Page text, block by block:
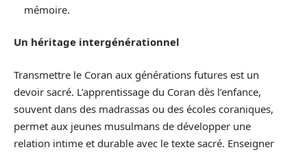
mémoire.
Un héritage intergénérationnel
Transmettre le Coran aux générations futures est un
devoir sacré. L’apprentissage du Coran dès l’enfance,
souvent dans des madrassas ou des écoles coraniques,
permet aux jeunes musulmans de développer une
relation intime et durable avec le texte sacré. Enseigner